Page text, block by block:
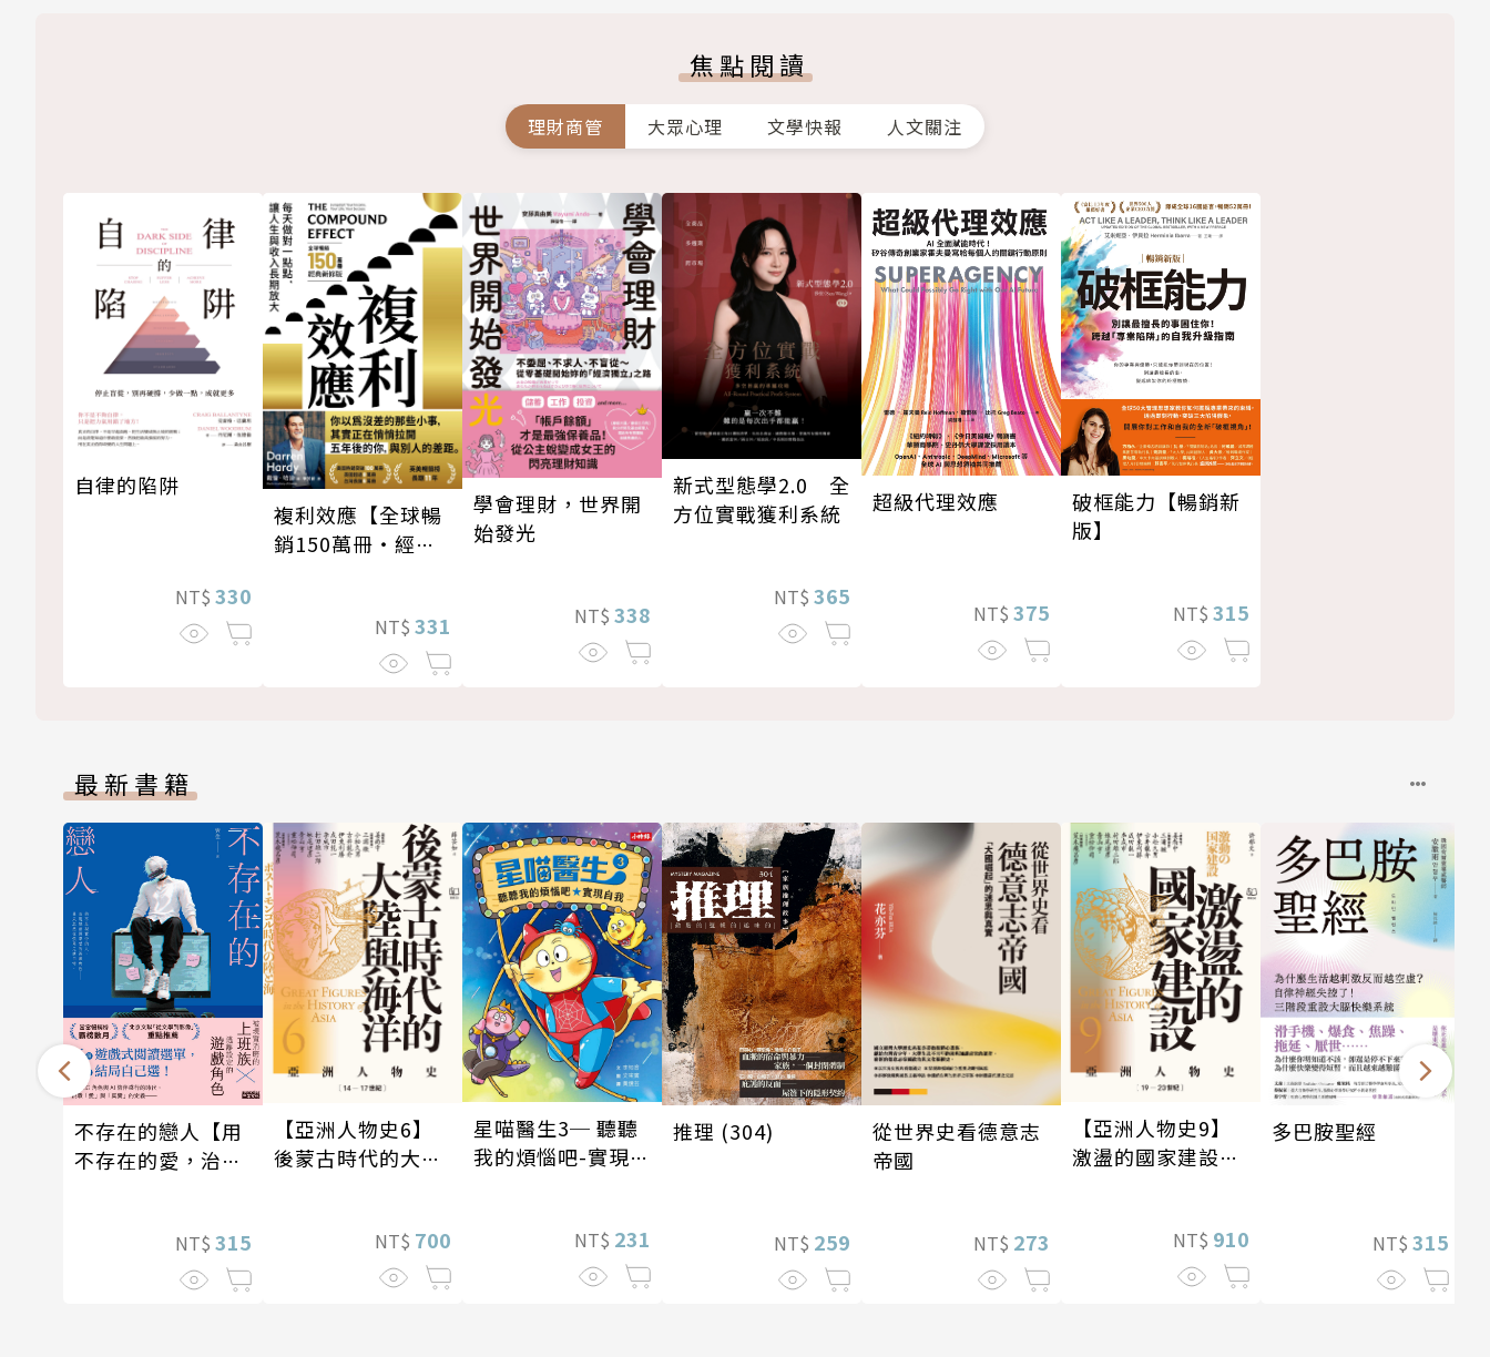
焦點閱讀
理財商管 大眾心理 文學快報 人文關注
自律的陷阱
NT$ 330
複利效應【全球暢
銷150萬冊・經典
NT$ 331
學會理財，世界開
始發光
NT$ 338
新式型態學2.0 全
方位實戰獲利系統
NT$ 365
超級代理效應
NT$ 375
破框能力【暢銷新
版】
NT$ 315
最新書籍
不存在的戀人【用
不存在的愛，治癒
NT$ 315
【亞洲人物史6】
後蒙古時代的大陸
NT$ 700
星喵醫生3─ 聽聽
我的煩惱吧-實現自
NT$ 231
推理 (304)
NT$ 259
從世界史看德意志
帝國
NT$ 273
【亞洲人物史9】
激盪的國家建設
NT$ 910
多巴胺聖經
NT$ 315